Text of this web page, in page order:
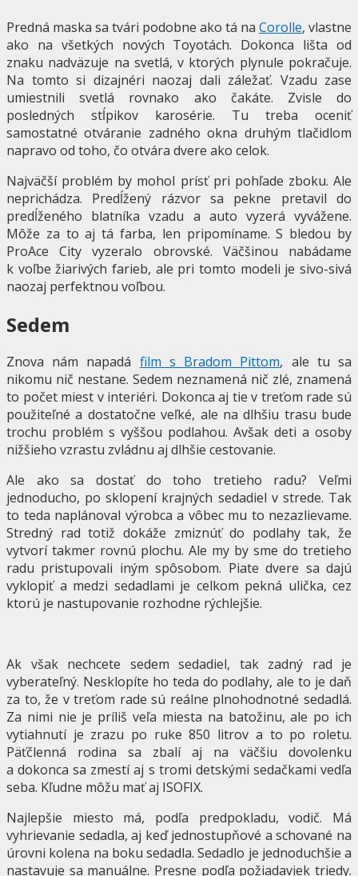
Predná maska sa tvári podobne ako tá na Corolle, vlastne
ako na všetkých nových Toyotách. Dokonca lišta od
znaku nadväzuje na svetlá, v ktorých plynule pokračuje.
Na tomto si dizajnéri naozaj dali záležať. Vzadu zase
umiestnili svetlá rovnako ako čakáte. Zvisle do
posledných stĺpikov karosérie. Tu treba oceniť
samostatné otváranie zadného okna druhým tlačidlom
napravo od toho, čo otvára dvere ako celok.
Najväčší problém by mohol prísť pri pohľade zboku. Ale
neprichádza. Predĺžený rázvor sa pekne pretavil do
predĺženého blatníka vzadu a auto vyzerá vyvážene.
Môže za to aj tá farba, len pripomíname. S bledou by
ProAce City vyzeralo obrovské. Väčšinou nabádame
k voľbe žiarivých farieb, ale pri tomto modeli je sivo-sivá
naozaj perfektnou voľbou.
Sedem
Znova nám napadá film s Bradom Pittom, ale tu sa
nikomu nič nestane. Sedem neznamená nič zlé, znamená
to počet miest v interiéri. Dokonca aj tie v treťom rade sú
použiteľné a dostatočne veľké, ale na dlhšiu trasu bude
trochu problém s vyššou podlahou. Avšak deti a osoby
nižšieho vzrastu zvládnu aj dlhšie cestovanie.
Ale ako sa dostať do toho tretieho radu? Veľmi
jednoducho, po sklopení krajných sedadiel v strede. Tak
to teda naplánoval výrobca a vôbec mu to nezazlievame.
Stredný rad totiž dokáže zmiznúť do podlahy tak, že
vytvorí takmer rovnú plochu. Ale my by sme do tretieho
radu pristupovali iným spôsobom. Piate dvere sa dajú
vyklopiť a medzi sedadlami je celkom pekná ulička, cez
ktorú je nastupovanie rozhodne rýchlejšie.
Ak však nechcete sedem sedadiel, tak zadný rad je
vyberateľný. Nesklopíte ho teda do podlahy, ale to je daň
za to, že v treťom rade sú reálne plnohodnotné sedadlá.
Za nimi nie je príliš veľa miesta na batožinu, ale po ich
vytiahnutí je zrazu po ruke 850 litrov a to po roletu.
Päťčlenná rodina sa zbalí aj na väčšiu dovolenku
a dokonca sa zmestí aj s tromi detskými sedačkami vedľa
seba. Kľudne môžu mať aj ISOFIX.
Najlepšie miesto má, podľa predpokladu, vodič. Má
vyhrievanie sedadla, aj keď jednostupňové a schované na
úrovni kolena na boku sedadla. Sedadlo je jednoduchšie a
nastavuje sa manuálne. Presne podľa požiadaviek triedy.